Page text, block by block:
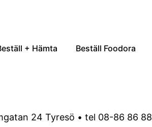
+ Hämta Beställ Foodora
24 Tyresö • tel 08-86 86 88